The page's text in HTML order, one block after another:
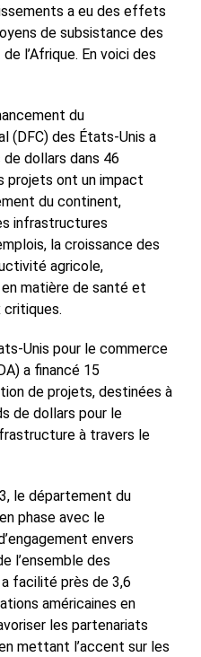
a eu des effets
de subsistance des
l’Afrique. En voici des
du
(DFC) des États-Unis a
dollars dans 46
projets ont un impact
du continent,
infrastructures
la croissance des
agricole,
matière de santé et
critiques.
Unis pour le commerce
a financé 15
de projets, destinées à
de dollars pour le
à travers le
le département du
phase avec le
envers
l’ensemble des
facilité près de 3,6
américaines en
les partenariats
mettant l’accent sur les